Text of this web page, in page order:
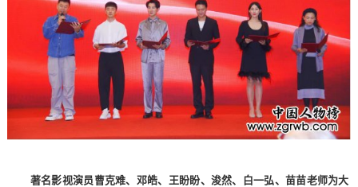
著名影视演员曹克难、邓皓、王盼盼、浚然、白一弘、苗苗老师为大